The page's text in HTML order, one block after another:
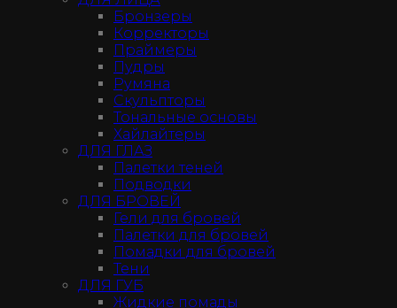
Бронзеры
Корректоры
Праймеры
Пудры
Румяна
Скульпторы
Тональные основы
Хайлайтеры
ДЛЯ ГЛАЗ
Палетки теней
Подводки
ДЛЯ БРОВЕЙ
Гели для бровей
Палетки для бровей
Помадки для бровей
Тени
ДЛЯ ГУБ
Жидкие помады